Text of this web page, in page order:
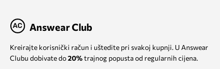
Answear Club
Kreirajte korisnički račun i uštedite pri svakoj kupnji. U Answear
Clubu dobivate do20%trajnog popusta od regularnih cijena.